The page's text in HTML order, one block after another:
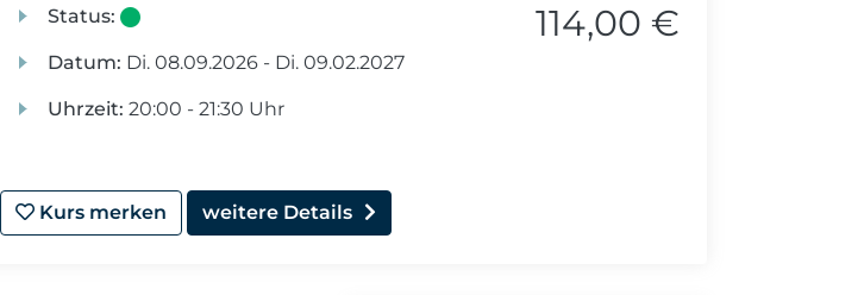
Status:
Datum: Di.08.09.2026 - Di.09.02.2027
Uhrzeit: 20:00 - 21:30 Uhr
114,00 €
Kurs merken weitere Details